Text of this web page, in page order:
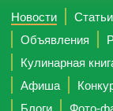
Новости Статьи
Объявления
Кулинарная
Афиша
Блоги
Фото-